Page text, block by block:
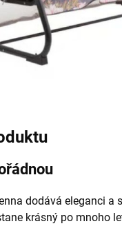
dodává eleganci a
krásný po mnoho